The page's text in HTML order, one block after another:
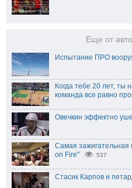
Еще от
Испытание ПРО
Когда тебе 20 лет, ты
команда все равно
Овечкин эффектно
Самая
on Fire"
537
Стасик Карпов и